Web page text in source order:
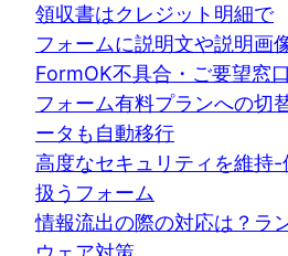
領収書はクレジット明細で
フォームに説明文や説明画
FormOK不具合・ご要望窓
フォーム有料プランへの切
ータも自動移行
高度なセキュリティを維持-
扱うフォーム
情報流出の際の対応は？ラ